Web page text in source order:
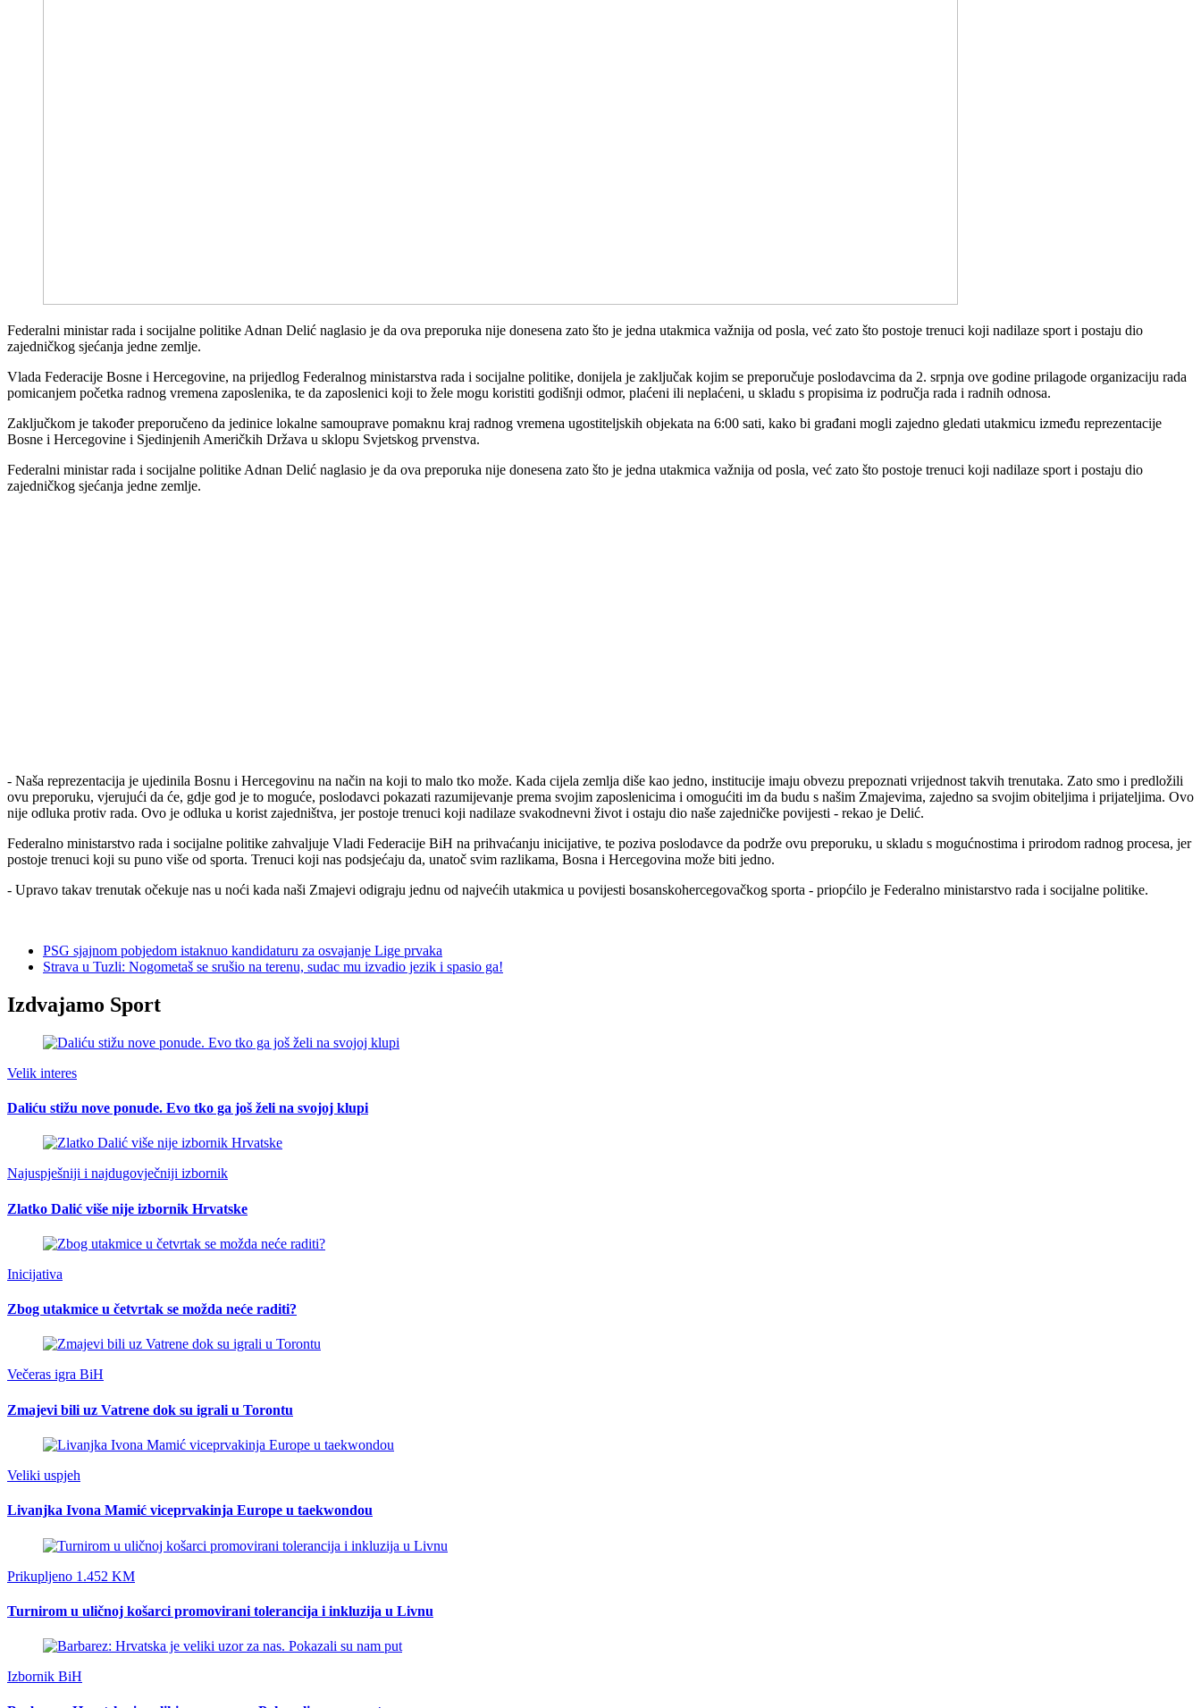
Federalni ministar rada i socijalne politike Adnan Delić naglasio je da ova preporuka nije donesena zato što je jedna utakmica važnija od posla, već zato što postoje trenuci koji nadilaze sport i postaju dio
zajedničkog sjećanja jedne zemlje.
Vlada Federacije Bosne i Hercegovine, na prijedlog Federalnog ministarstva rada i socijalne politike, donijela je zaključak kojim se preporučuje poslodavcima da 2. srpnja ove godine prilagode organizaciju rada
pomicanjem početka radnog vremena zaposlenika, te da zaposlenici koji to žele mogu koristiti godišnji odmor, plaćeni ili neplaćeni, u skladu s propisima iz područja rada i radnih odnosa.
Zaključkom je također preporučeno da jedinice lokalne samouprave pomaknu kraj radnog vremena ugostiteljskih objekata na 6:00 sati, kako bi građani mogli zajedno gledati utakmicu između reprezentacije
Bosne i Hercegovine i Sjedinjenih Američkih Država u sklopu Svjetskog prvenstva.
Federalni ministar rada i socijalne politike Adnan Delić naglasio je da ova preporuka nije donesena zato što je jedna utakmica važnija od posla, već zato što postoje trenuci koji nadilaze sport i postaju dio
zajedničkog sjećanja jedne zemlje.
- Naša reprezentacija je ujedinila Bosnu i Hercegovinu na način na koji to malo tko može. Kada cijela zemlja diše kao jedno, institucije imaju obvezu prepoznati vrijednost takvih trenutaka. Zato smo i predložili
ovu preporuku, vjerujući da će, gdje god je to moguće, poslodavci pokazati razumijevanje prema svojim zaposlenicima i omogućiti im da budu s našim Zmajevima, zajedno sa svojim obiteljima i prijateljima. Ovo
nije odluka protiv rada. Ovo je odluka u korist zajedništva, jer postoje trenuci koji nadilaze svakodnevni život i ostaju dio naše zajedničke povijesti - rekao je Delić.
Federalno ministarstvo rada i socijalne politike zahvaljuje Vladi Federacije BiH na prihvaćanju inicijative, te poziva poslodavce da podrže ovu preporuku, u skladu s mogućnostima i prirodom radnog procesa, jer
postoje trenuci koji su puno više od sporta. Trenuci koji nas podsjećaju da, unatoč svim razlikama, Bosna i Hercegovina može biti jedno.
- Upravo takav trenutak očekuje nas u noći kada naši Zmajevi odigraju jednu od najvećih utakmica u povijesti bosanskohercegovačkog sporta - priopćilo je Federalno ministarstvo rada i socijalne politike.
PSG sjajnom pobjedom istaknuo kandidaturu za osvajanje Lige prvaka
Strava u Tuzli: Nogometaš se srušio na terenu, sudac mu izvadio jezik i spasio ga!
Izdvajamo Sport
Velik interes
Daliću stižu nove ponude. Evo tko ga još želi na svojoj klupi
Najuspješniji i najdugovječniji izbornik
Zlatko Dalić više nije izbornik Hrvatske
Inicijativa
Zbog utakmice u četvrtak se možda neće raditi?
Večeras igra BiH
Zmajevi bili uz Vatrene dok su igrali u Torontu
Veliki uspjeh
Livanjka Ivona Mamić viceprvakinja Europe u taekwondou
Prikupljeno 1.452 KM
Turnirom u uličnoj košarci promovirani tolerancija i inkluzija u Livnu
Izbornik BiH